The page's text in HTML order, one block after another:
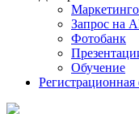
Запрос на
Фотобанк
Обучение